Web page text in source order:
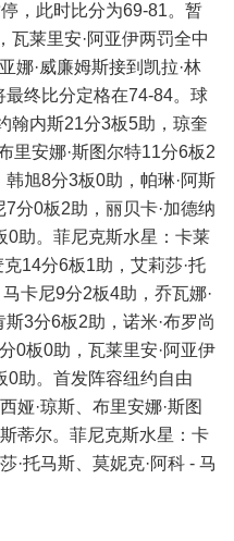
，此时比分为69-81。暂
瓦莱里安·阿亚伊两罚全中
娜·威廉姆斯接到凯拉·林
终比分定格在74-84。球
翰内斯21分3板5助，琼奎
里安娜·斯图尔特11分6板2
旭8分3板0助，帕琳·阿斯
分0板2助，丽贝卡·加德纳
0助。菲尼克斯水星：卡莱
14分6板1助，艾莉莎·托
卡尼9分2板4助，乔瓦娜·
3分6板2助，诺米·布罗尚
0板0助，瓦莱里安·阿亚伊
0助。首发阵容纽约自由
娅·琼斯、布里安娜·斯图
蒂尔。菲尼克斯水星：卡
·托马斯、莫妮克·阿科 - 马